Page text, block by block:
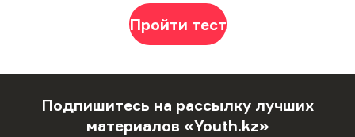
Пройти тест
Подпишитесь на рассылку лучших
материалов «Youth.kz»